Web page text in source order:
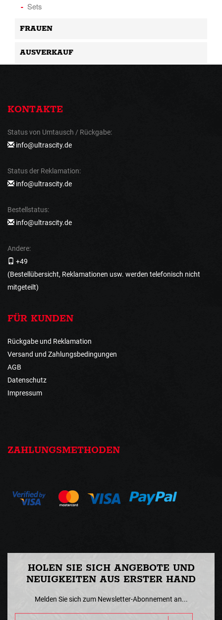
Sets
FRAUEN
AUSVERKAUF
KONTAKTE
Status von Umtausch / Rückgabe:
info@ultrascity.de
Status der Reklamation:
info@ultrascity.de
Bestellstatus:
info@ultrascity.de
Andere:
+49
(Bestellübersicht, Reklamationen usw. werden telefonisch nicht
mitgeteilt)
FÜR KUNDEN
Rückgabe und Reklamation
Versand und Zahlungsbedingungen
AGB
Datenschutz
Impressum
ZAHLUNGSMETHODEN
HOLEN SIE SICH ANGEBOTE UND
NEUIGKEITEN AUS ERSTER HAND
Melden Sie sich zum Newsletter-Abonnement an...